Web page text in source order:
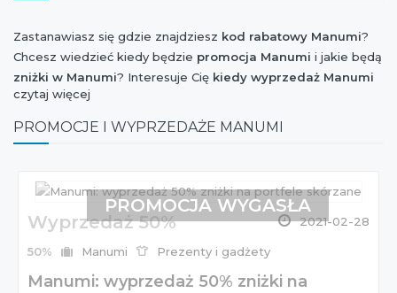
Zastanawiasz się gdzie znajdziesz kod rabatowy Manumi?
Chcesz wiedzieć kiedy będzie promocja Manumi i jakie będą
zniżki w Manumi? Interesuje Cię kiedy wyprzedaż Manumi
kolekcji wiosna-lato lub jesień-zima? Chcesz mieć wiadomość
dołączyła do akcji Weekend
Manumi
nowa kolekcja Manumi? Chcesz orientować się kiedy jest
Black Friday 2026i jaki jestrabat Manumiz tej okazji?
czytaj więcej
PROMOCJE I WYPRZEDAŻE MANUMI
Wyprzedaż 50% 2021-02-28
50% Manumi Prezenty i gadżety
Manumi: wyprzedaż 50% zniżki na
PROMOCJA WYGASŁA